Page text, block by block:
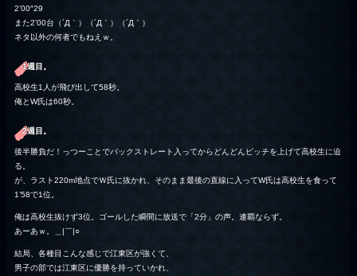
2’00″29
また2’00台（´Д｀）（´Д｀）（´Д｀）
ネタ以外の何者でもねえｗ。
1週目。
高校生1人が飛び出して58秒。
俺とW氏は60秒。
2週目。
後半勝負だ！っつーことでバックストレート入ってからどんどんピッチを上げて高校生に迫
る。
が、ラスト220m地点でＷ氏に抜かれ、そのまま最後の直線に入ってW氏は高校生を食って
1’58で1位。
俺は高校生抜けず3位。ゴールした瞬間に放送で「2分」の声。連覇ならず。
あーあｗ。＿|￣|○
結局、各種目こんな感じで江東区が強くて、
男子の部では江東区に優勝を持っていかれ、